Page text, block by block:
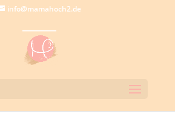
info@mamahoch2.de